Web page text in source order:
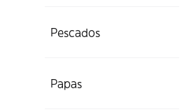
Pescados
Papas